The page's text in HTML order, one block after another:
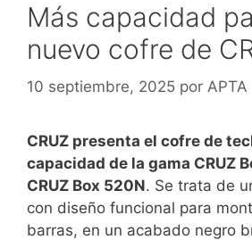
Más capacidad
nuevo cofre de
10 septiembre, 2025 por APTA
CRUZ presenta el cofre de
capacidad de la gama CRUZ
CRUZ Box 520N. Se trata de
con diseño funcional para
barras, en un acabado negro